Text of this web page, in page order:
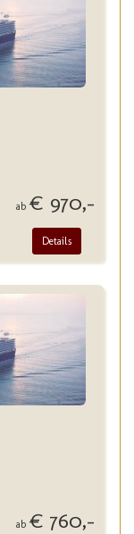
ab € 970,-
Details
ab € 760,-